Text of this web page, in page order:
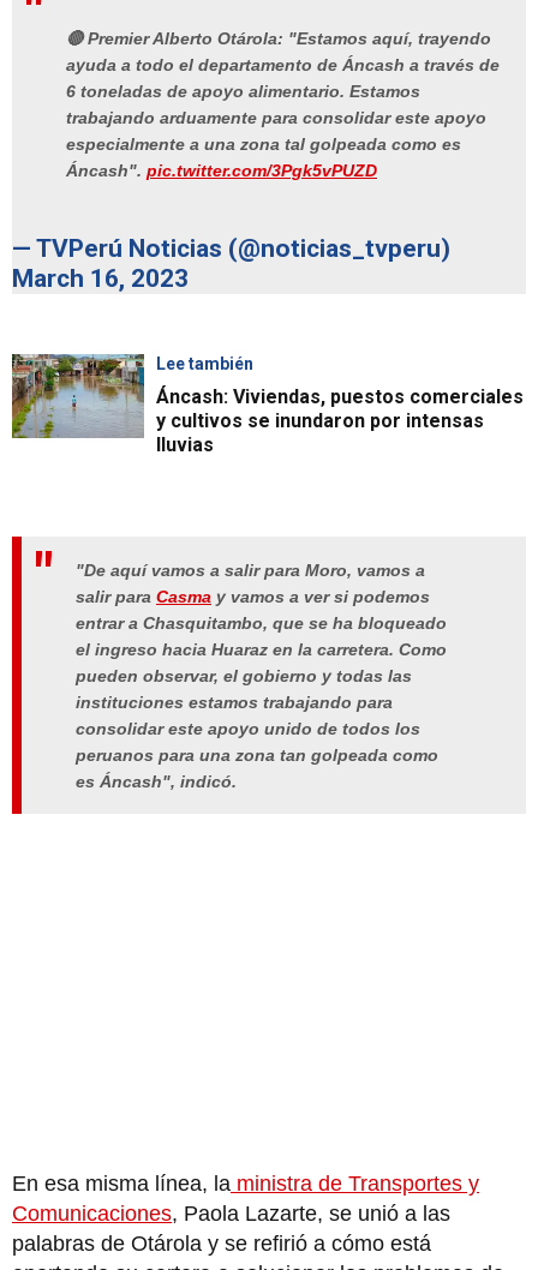
🔴 Premier Alberto Otárola: "Estamos aquí, trayendo
ayuda a todo el departamento de Áncash a través de
6 toneladas de apoyo alimentario. Estamos
trabajando arduamente para consolidar este apoyo
especialmente a una zona tal golpeada como es
Áncash". pic.twitter.com/3Pgk5vPUZD
— TVPerú Noticias (@noticias_tvperu)
March 16, 2023
Lee también
Áncash: Viviendas, puestos comerciales
y cultivos se inundaron por intensas
lluvias
"De aquí vamos a salir para Moro, vamos a
salir para Casma y vamos a ver si podemos
entrar a Chasquitambo, que se ha bloqueado
el ingreso hacia Huaraz en la carretera. Como
pueden observar, el gobierno y todas las
instituciones estamos trabajando para
consolidar este apoyo unido de todos los
peruanos para una zona tan golpeada como
es Áncash", indicó.
En esa misma línea, la ministra de Transportes y
Comunicaciones, Paola Lazarte, se unió a las
palabras de Otárola y se refirió a cómo está